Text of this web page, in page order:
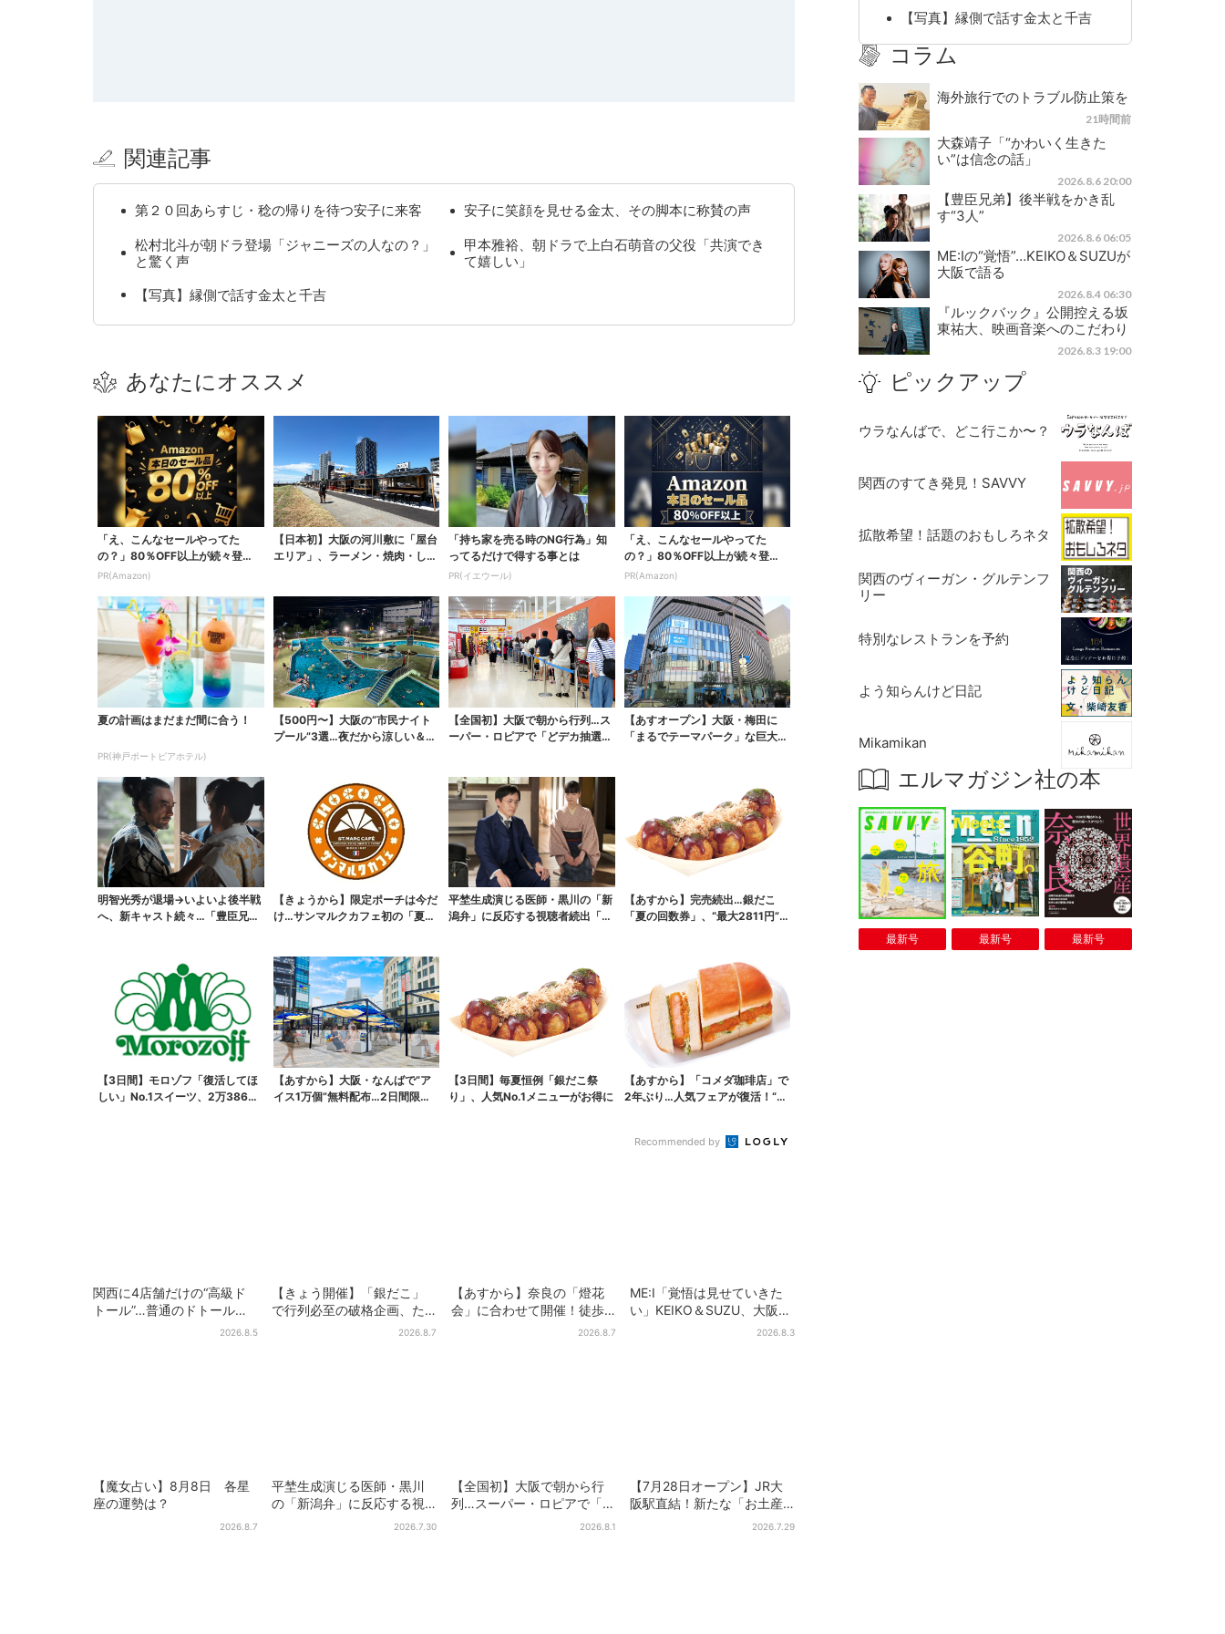
関連記事
第２０回あらすじ・稔の帰りを待つ安子に来客
安子に笑顔を見せる金太、その脚本に称賛の声
松村北斗が朝ドラ登場「ジャニーズの人なの？」
と驚く声
甲本雅裕、朝ドラで上白石萌音の父役「共演でき
て嬉しい」
【写真】縁側で話す金太と千吉
あなたにオススメ
「え、こんなセールやってた
の？」80％OFF以上が続々登
場！Amazonの本気が...
PR(Amazon)
【日本初】大阪の河川敷に「屋台
エリア」、ラーメン・焼肉・しゃ
「持ち家を売る時のNG行為」知
ってるだけで得する事とは
PR(イエウール)
「え、こんなセールやってた
の？」80％OFF以上が続々登
場！Amazonの本気が...
PR(Amazon)
夏の計画はまだまだ間に合う！
PR(神戸ポートピアホテル)
【500円〜】大阪の“市民ナイト
プール”3選…夜だから涼しい＆コ
【全国初】大阪で朝から行列…ス
ーパー・ロピアで「どデカ抽選
【あすオープン】大阪・梅田に
「まるでテーマパーク」な巨大ス
明智光秀が退場→いよいよ後半戦
へ、新キャスト続々…「豊臣兄
【きょうから】限定ポーチは今だ
け…サンマルクカフェ初の「夏福
平埜生成演じる医師・黒川の「新
潟弁」に反応する視聴者続出「グ
【あすから】完売続出…銀だこ
「夏の回数券」、“最大2811円”お
【3日間】モロゾフ「復活してほ
しい」No.1スイーツ、2万3865
【あすから】大阪・なんばで“ア
イス1万個”無料配布…2日間限定
【3日間】毎夏恒例「銀だこ祭
り」、人気No.1メニューがお得に
【あすから】「コメダ珈琲店」で
2年ぶり…人気フェアが復活！“ハ
Recommended by
関西に4店舗だけの“高級ド
トール”…普通のドトール
と、何が違う？コーヒーは
2026.8.5
【きょう開催】「銀だこ」
で行列必至の破格企画、た
こ焼き1舟が88円に「今年こ
2026.8.7
【あすから】奈良の「燈花
会」に合わせて開催！徒歩5
分…結婚式場が“バル”に、前
2026.8.7
ME:I「覚悟は見せていきた
い」KEIKO＆SUZU、大阪で
語る…“日プ女子”からの3年
2026.8.3
【魔女占い】8月8日 各星
座の運勢は？
2026.8.7
平埜生成演じる医師・黒川
の「新潟弁」に反応する視
聴者続出「グッときた」2026.7.30
【全国初】大阪で朝から行
列…スーパー・ロピアで「ど
デカ抽選会」、開始30分2026.8.1
【7月28日オープン】JR大
阪駅直結！新たな「お土産
ショップ」、銘菓バラ売り
2026.7.29
【写真】縁側で話す金太と千吉
コラム
海外旅行でのトラブル防止策を
21時間前
大森靖子「“かわいく生きた
い”は信念の話」
2026.8.6 20:00
【豊臣兄弟】後半戦をかき乱
す“3人”
2026.8.6 06:05
ME:Iの“覚悟”…KEIKO＆SUZUが
大阪で語る
2026.8.4 06:30
『ルックバック』公開控える坂
東祐大、映画音楽へのこだわり
2026.8.3 19:00
ピックアップ
ウラなんばで、どこ行こか〜？
関西のすてき発見！SAVVY
拡散希望！話題のおもしろネタ
関西のヴィーガン・グルテンフ
リー
特別なレストランを予約
よう知らんけど日記
Mikamikan
エルマガジン社の本
最新号 最新号 最新号